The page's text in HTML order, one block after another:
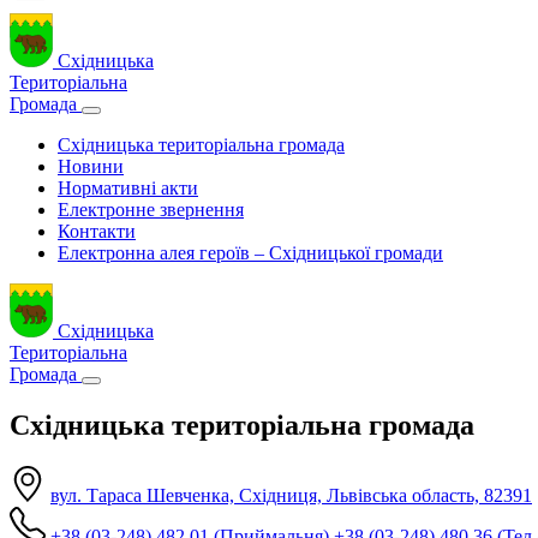
Східницька
Територіальна
Громада
Східницька територіальна громада
Новини
Нормативні акти
Електронне звернення
Контакти
Електронна алея героїв – Східницької громади
Східницька
Територіальна
Громада
Східницька територіальна громада
вул. Тараса Шевченка, Східниця, Львівська область, 82391